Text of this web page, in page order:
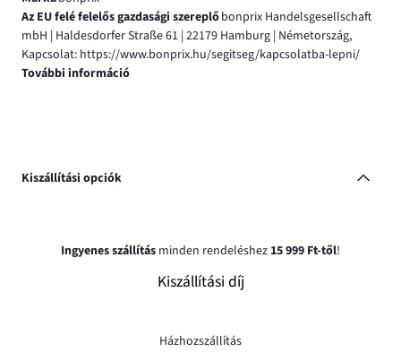
Az EU felé felelős gazdasági szereplőbonprix Handelsgesellschaft
mbH | Haldesdorfer Straße 61 | 22179 Hamburg | Németország,
Kapcsolat: https://www.bonprix.hu/segitseg/kapcsolatba-lepni/
További információ
Kiszállítási opciók
Ingyenes szállítás minden rendeléshez 15 999 Ft-től!
Kiszállítási díj
Házhozszállítás